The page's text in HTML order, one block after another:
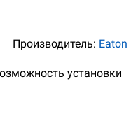
Производитель: Eaton
установки